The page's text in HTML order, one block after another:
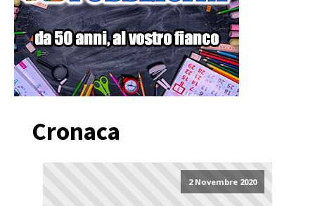
Cronaca
2 Novembre 2020